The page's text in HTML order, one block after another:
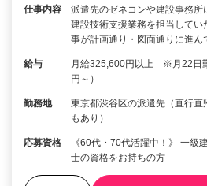
仕事内容
派遣先のゼネコンや建設事務
建設技術支援業務を担当して
事が計画通り・図面通りに進ん
給与
月給325,600円以上 ※月22日
円～）
勤務地
東京都渋谷区の派遣先（直行
もあり）
応募資格
《60代・70代活躍中！》 一級
士の資格をお持ちの方